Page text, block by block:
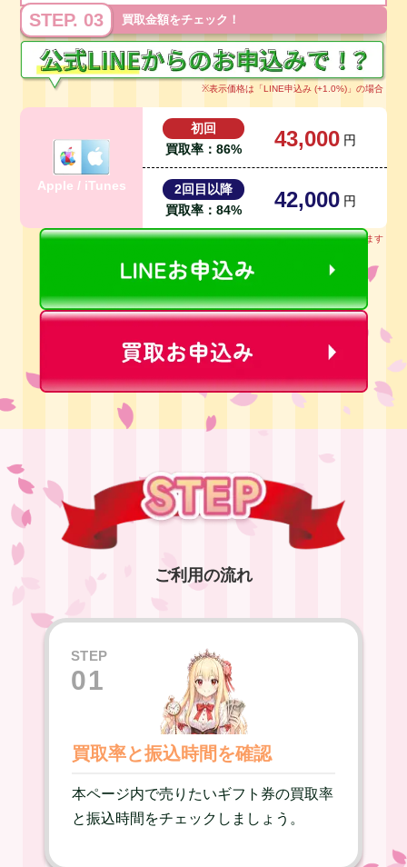
STEP. 03 買取金額をチェック！
※表示価格は「LINE申込み (+1.0%)」の場合
Apple / iTunes
初回
買取率：86% 43,000 円
2回目以降
買取率：84% 42,000 円
※初回買取率の適用は10万円までとなります
ご利用の流れ
STEP
01
買取率と振込時間を確認
本ページ内で売りたいギフト券の買取率
と振込時間をチェックしましょう。